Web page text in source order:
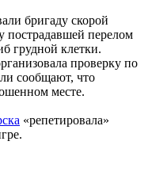
бригаду скорой
перелом
грудной клетки.
проверку по
сообщают, что
месте.
«репетировала»